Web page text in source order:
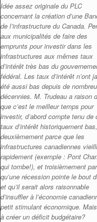
Idée assez originale du PLC
concernant la création d’une
de l’infrastructure du Canada.
aux municipalités de faire des
emprunts pour investir dans les
infrastructures aux mêmes taux
d’intérêt très bas du
fédéral. Les taux d’intérêt n’ont
été aussi bas depuis de
décennies. M. Trudeau a raison
que c’est le meilleur temps pour
investir, d’abord compte tenu de
taux d’intérêt historiquement bas,
deuxièmement parce que les
infrastructures canadiennes
rapidement (exemple : Pont
qui tombe!), et troisièmement
qu’une récession pointe le bout
et qu’il serait alors raisonnable
d’insuffler à l’économie
petit stimulant économique.
à créer un déficit budgétaire?